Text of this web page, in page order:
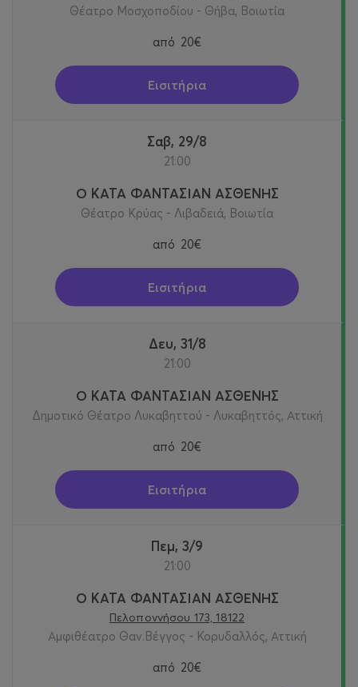
Θέατρο Μοσχοποδίου - Θήβα, Βοιωτία
από 20€
Εισιτήρια
Σαβ, 29/8
21:00
Ο ΚΑΤΑ ΦΑΝΤΑΣΙΑΝ ΑΣΘΕΝΗΣ
Θέατρο Κρύας - Λιβαδειά, Βοιωτία
από 20€
Εισιτήρια
Δευ, 31/8
21:00
Ο ΚΑΤΑ ΦΑΝΤΑΣΙΑΝ ΑΣΘΕΝΗΣ
Δημοτικό Θέατρο Λυκαβηττού - Λυκαβηττός, Αττική
από 20€
Εισιτήρια
Πεμ, 3/9
21:00
Ο ΚΑΤΑ ΦΑΝΤΑΣΙΑΝ ΑΣΘΕΝΗΣ
Πελοποννήσου 173, 18122
Αμφιθέατρο Θαν.Βέγγος - Κορυδαλλός, Αττική
από 20€